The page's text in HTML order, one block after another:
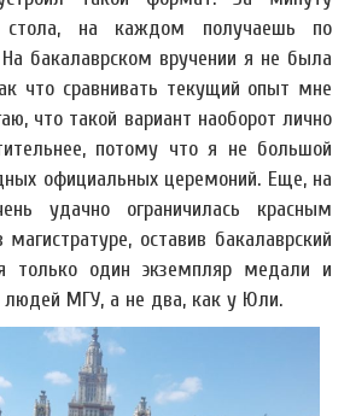
стола, на каждом получаешь по
бакалаврском вручении я не была
что сравнивать текущий опыт мне
что такой вариант наоборот лично
потому что я не большой
официальных церемоний. Еще, на
удачно ограничилась красным
оставив бакалаврский
один экземпляр медали и
людей МГУ, а не два, как у Юли.